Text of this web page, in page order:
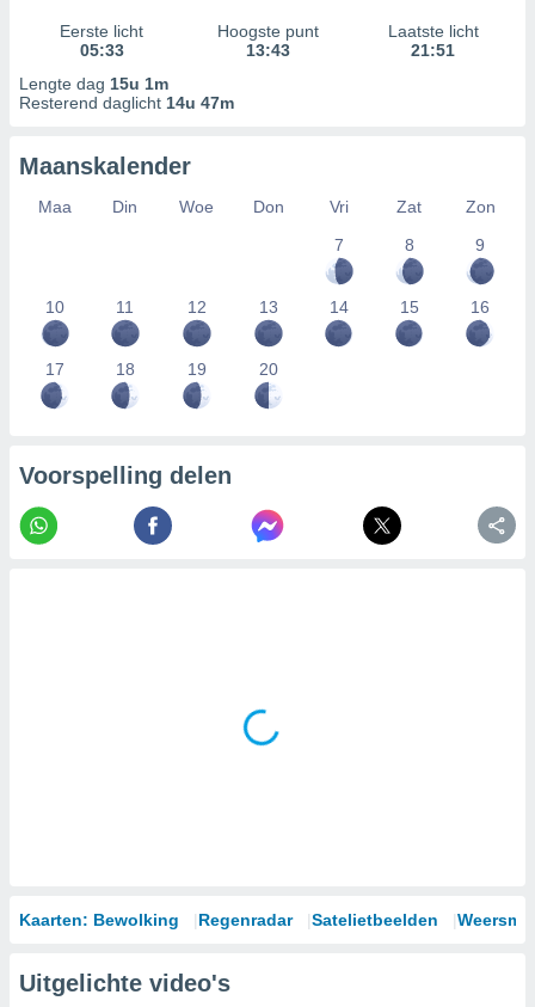
Eerste licht
05:33
Hoogste punt
13:43
Laatste licht
21:51
Lengte dag 15u 1m
Resterend daglicht 14u 47m
Maanskalender
Maa Din Woe Don Vri Zat
Zon
7
8 9
10 11 12 13 14 15 16
17 18 19 20
Voorspelling delen
Kaarten: Bewolking Regenradar Satelietbeelden
Uitgelichte video's